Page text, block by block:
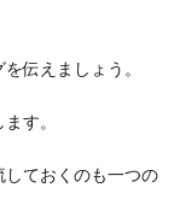
伝えましょう。
す。
ておくのも一つの